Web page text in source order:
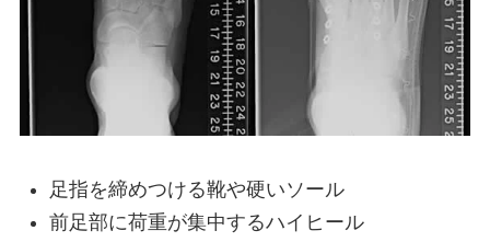
足指を締めつける靴や硬いソール
前足部に荷重が集中するハイヒール